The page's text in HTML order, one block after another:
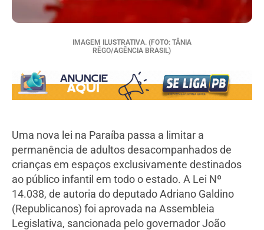
IMAGEM ILUSTRATIVA. (FOTO: TÂNIA
RÊGO/AGÊNCIA BRASIL)
Uma nova lei na Paraíba passa a limitar a
permanência de adultos desacompanhados de
crianças em espaços exclusivamente destinados
ao público infantil em todo o estado. A Lei Nº
14.038, de autoria do deputado Adriano Galdino
(Republicanos) foi aprovada na Assembleia
Legislativa, sancionada pelo governador João